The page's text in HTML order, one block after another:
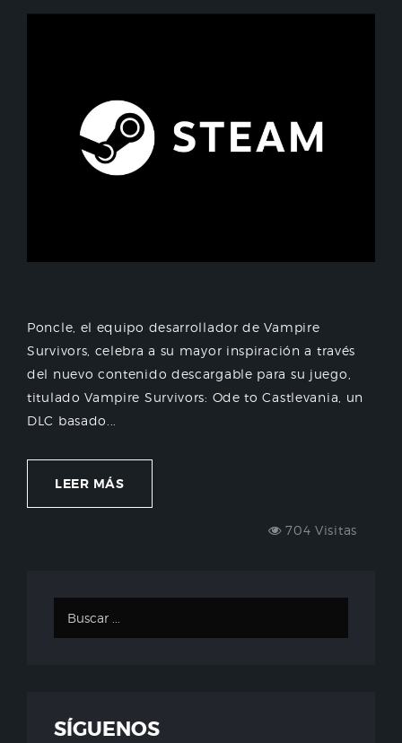
Poncle, el equipo desarrollador de Vampire
Survivors, celebra a su mayor inspiración a través
del nuevo contenido descargable para su juego,
titulado Vampire Survivors: Ode to Castlevania, un
DLC basado...
LEER MÁS
704 Visitas
SÍGUENOS